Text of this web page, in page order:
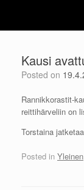
content
Kausi
Posted on
Rannikkorastit-
reittihärveliin on
Torstaina
Posted in Yleinen